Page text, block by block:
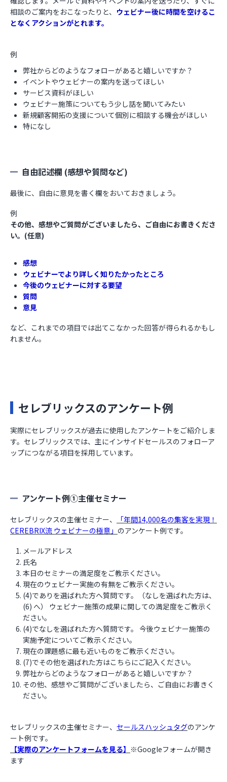
相談のご案内をおこなったりと、 ウェビナー後に時間を空けるこ
となくアクションがとれます。
例
弊社からどのようなフォローがあると嬉しいですか？
イベントやウェビナーの案内を送ってほしい
サービス資料がほしい
ウェビナー施策についてもう少し話を聞いてみたい
新規顧客開拓の支援について個別に相談する機会がほしい
特になし
自由記述欄 (感想や質問など)
最後に、自由に意見を書く欄をおいておきましょう。
例
その他、感想やご質問がございましたら、ご自由にお書きくださ
い。(任意)
感想
ウェビナーでより詳しく知りたかったところ
今後のウェビナーに対する要望
質問
意見
など、これまでの項目では出てこなかった回答が得られるかもし
れません。
セレブリックスのアンケート例
実際にセレブリックスが過去に使用したアンケートをご紹介しま
す。セレブリックスでは、主にインサイドセールスのフォローア
ップにつながる項目を採用しています。
アンケート例①主催セミナー
セレブリックスの主催セミナー、
「年間14,000名の集客を実現！
CEREBRIX流 ウェビナーの極意」 のアンケート例です。
メールアドレス
氏名
本日のセミナーの満足度をご教示ください。
現在のウェビナー実施の有無をご教示ください。
(4)でありを選ばれた方へ質問です。（なしを選ばれた方は、
(6) へ） ウェビナー施策の成果に関しての満足度をご教示く
ださい。
(4)でなしを選ばれた方へ質問です。 今後ウェビナー施策の
実施予定についてご教示ください。
現在の課題感に最も近いものをご教示ください。
(7)でその他を選ばれた方はこちらにご記入ください。
弊社からどのようなフォローがあると嬉しいですか？
その他、感想やご質問がございましたら、ご自由にお書きく
ださい。
セレブリックスの主催セミナー、 セールスハッシュタグのアンケ
ート例です。
【実際のアンケートフォームを見る】 ※Googleフォームが開き
ます